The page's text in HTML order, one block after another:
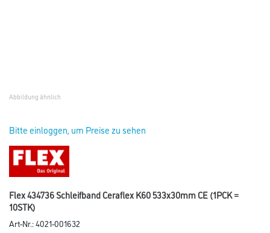
Abbildung ähnlich
Bitte einloggen, um Preise zu sehen
Flex 434736 Schleifband Ceraflex K60 533x30mm CE (1PCK =
10STK)
Art-Nr.:4021-001632